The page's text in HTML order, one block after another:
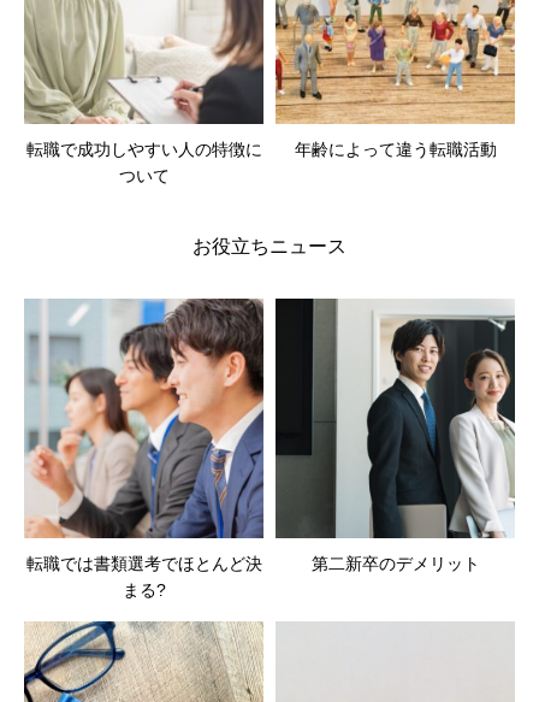
転職で成功しやすい人の特徴に
ついて
年齢によって違う転職活動
お役立ちニュース
転職では書類選考でほとんど決
まる?
第二新卒のデメリット